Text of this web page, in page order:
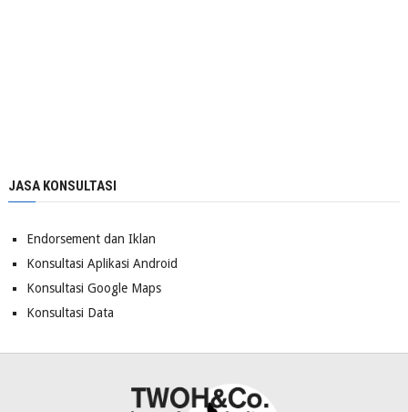
JASA KONSULTASI
Endorsement dan Iklan
Konsultasi Aplikasi Android
Konsultasi Google Maps
Konsultasi Data